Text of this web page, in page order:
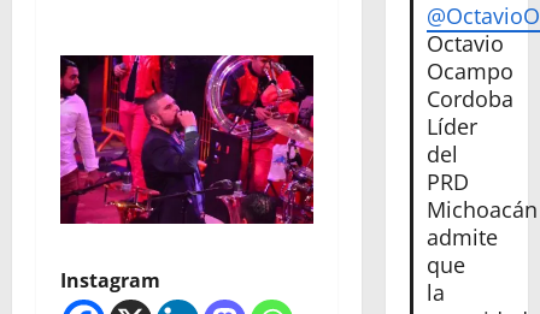
Instagram
Octavio
Ocampo
Cordoba
Líder
del
PRD
Michoacán
admite
que
la